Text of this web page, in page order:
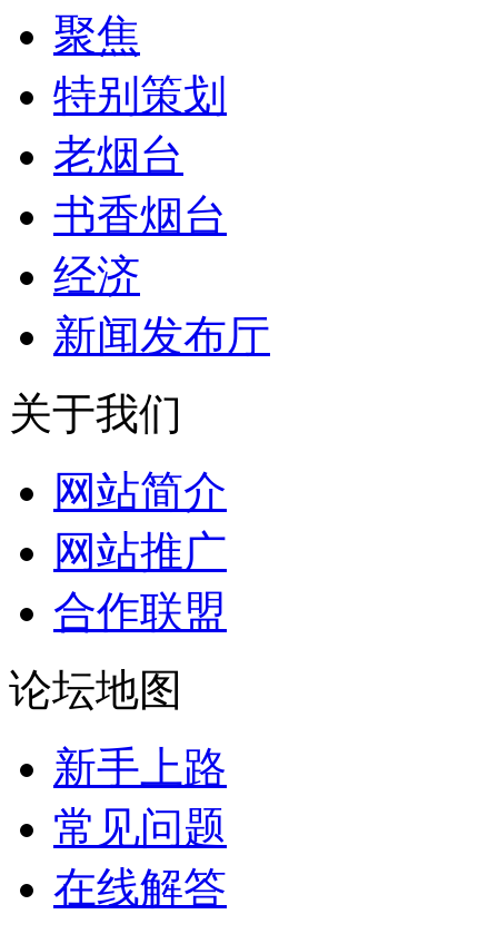
聚焦
特别策划
老烟台
书香烟台
经济
新闻发布厅
关于我们
网站简介
网站推广
合作联盟
论坛地图
新手上路
常见问题
在线解答